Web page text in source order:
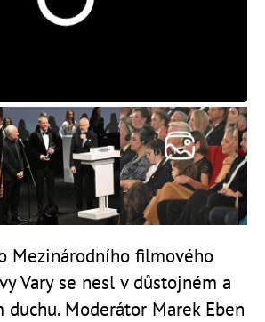
Mezinárodního filmového
Vary se nesl v důstojném a
Moderátor Marek Eben